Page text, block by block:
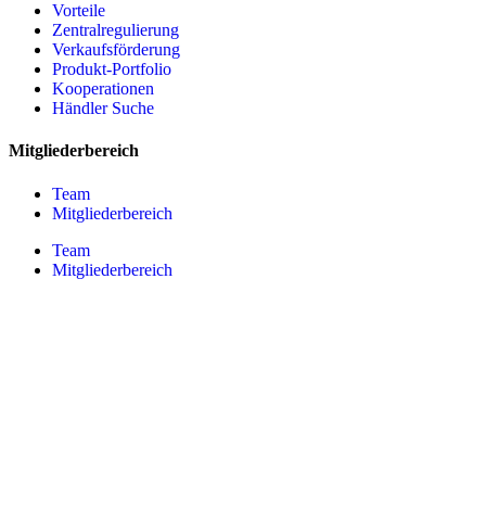
Vorteile
Zentralregulierung
Verkaufsförderung
Produkt-Portfolio
Kooperationen
Händler Suche
Mitgliederbereich
Team
Mitgliederbereich
Team
Mitgliederbereich